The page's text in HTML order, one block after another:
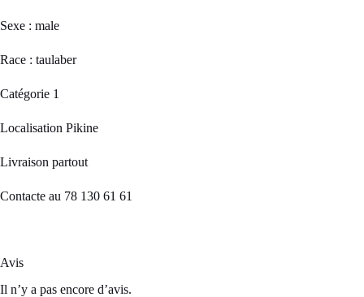
Sexe : male
Race : taulaber
Catégorie 1
Localisation Pikine
Livraison partout
Contacte au 78 130 61 61
Avis
Il n’y a pas encore d’avis.